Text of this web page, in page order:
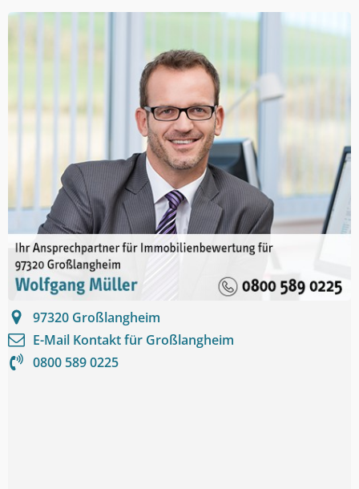
97320 Großlangheim
E-Mail Kontakt für Großlangheim
0800 589 0225